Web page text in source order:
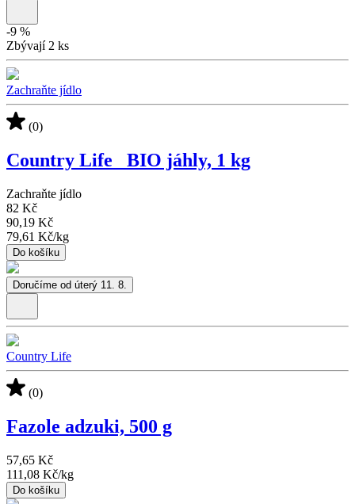
-9 %
Zbývají 2 ks
Zachraňte jídlo
(0)
Country Life_ BIO jáhly, 1 kg
Zachraňte jídlo
82 Kč
90,19 Kč
79,61 Kč/kg
Do košíku
Doručíme od úterý 11. 8.
Country Life
(0)
Fazole adzuki, 500 g
57,65 Kč
111,08 Kč/kg
Do košíku